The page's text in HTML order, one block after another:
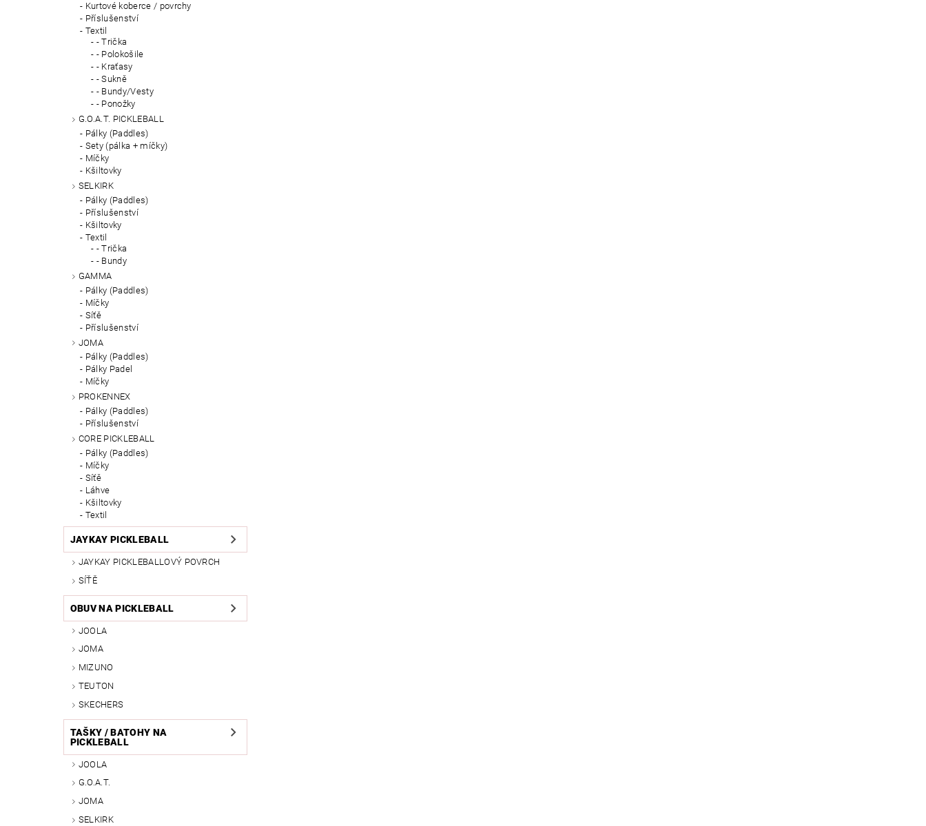
Kurtové koberce / povrchy
Příslušenství
Textil
- Trička
- Polokošile
- Kraťasy
- Sukně
- Bundy/Vesty
- Ponožky
G.O.A.T. PICKLEBALL
Pálky (Paddles)
Sety (pálka + míčky)
Míčky
Kšiltovky
SELKIRK
Pálky (Paddles)
Příslušenství
Kšiltovky
Textil
- Trička
- Bundy
GAMMA
Pálky (Paddles)
Míčky
Síťě
Příslušenství
JOMA
Pálky (Paddles)
Pálky Padel
Míčky
PROKENNEX
Pálky (Paddles)
Příslušenství
CORE PICKLEBALL
Pálky (Paddles)
Míčky
Síťě
Láhve
Kšiltovky
Textil
JAYKAY PICKLEBALL
JAYKAY PICKLEBALLOVÝ POVRCH
SÍŤĚ
OBUV NA PICKLEBALL
JOOLA
JOMA
MIZUNO
TEUTON
SKECHERS
TAŠKY / BATOHY NA
PICKLEBALL
JOOLA
G.O.A.T.
JOMA
SELKIRK